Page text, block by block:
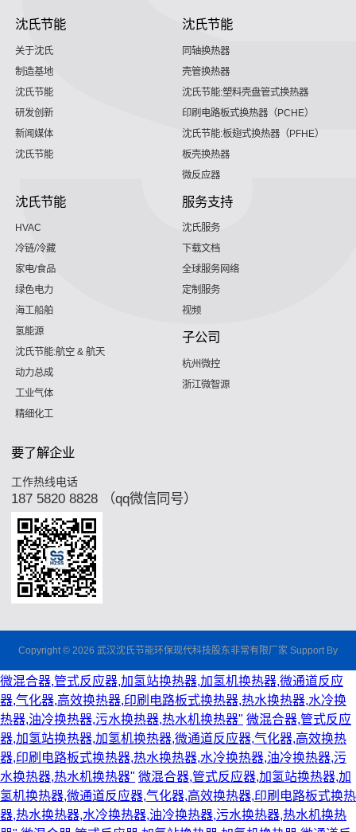
沈氏节能
关于沈氏
制造基地
沈氏节能
研发创新
新闻媒体
沈氏节能
沈氏节能
同轴换热器
壳管换热器
沈氏节能:塑料壳盘管式换热器
印刷电路板式换热器（PCHE）
沈氏节能:板翅式换热器（PFHE）
板壳换热器
微反应器
沈氏节能
HVAC
冷链/冷藏
家电/食品
绿色电力
海工船舶
氢能源
沈氏节能:航空 & 航天
动力总成
工业气体
精细化工
服务支持
沈氏服务
下载文档
全球服务网络
定制服务
视频
子公司
杭州微控
浙江微智源
要了解企业
工作热线电话
187 5820 8828 （qq微信同号）
Copyright © 2026 武汉沈氏节能环保现代科技股东非常有限厂家 Support By
微混合器,管式反应器,加氢站换热器,加氢机换热器,微通道反应
器,气化器,高效换热器,印刷电路板式换热器,热水换热器,水冷换
热器,油冷换热器,污水换热器,热水机换热器" 微混合器,管式反应
器,加氢站换热器,加氢机换热器,微通道反应器,气化器,高效换热
器,印刷电路板式换热器,热水换热器,水冷换热器,油冷换热器,污
水换热器,热水机换热器" 微混合器,管式反应器,加氢站换热器,加
氢机换热器,微通道反应器,气化器,高效换热器,印刷电路板式换热
器,热水换热器,水冷换热器,油冷换热器,污水换热器,热水机换热